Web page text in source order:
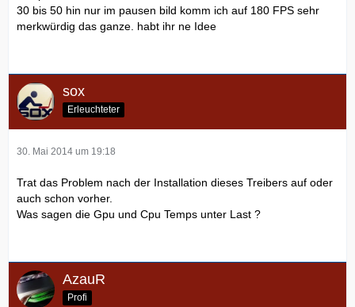
30 bis 50 hin nur im pausen bild komm ich auf 180 FPS sehr
merkwürdig das ganze. habt ihr ne Idee
sox
Erleuchteter
30. Mai 2014 um 19:18
Trat das Problem nach der Installation dieses Treibers auf oder
auch schon vorher.
Was sagen die Gpu und Cpu Temps unter Last ?
AzauR
Profi